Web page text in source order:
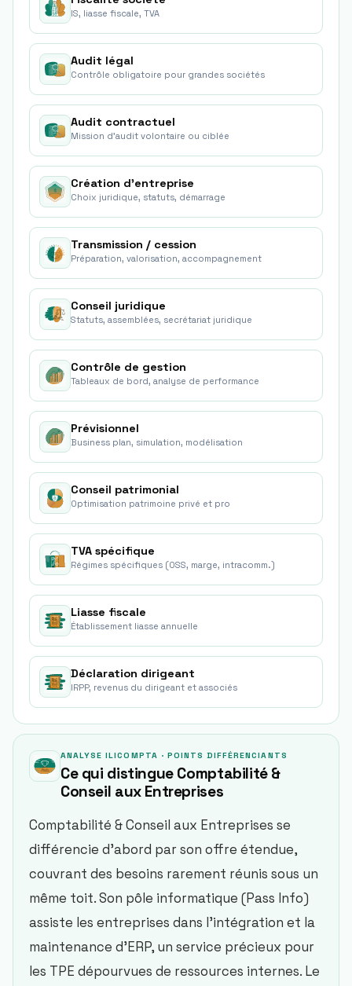
IS, liasse fiscale, TVA
Audit légal
Contrôle obligatoire pour grandes sociétés
Audit contractuel
Mission d'audit volontaire ou ciblée
Création d'entreprise
Choix juridique, statuts, démarrage
Transmission / cession
Préparation, valorisation, accompagnement
Conseil juridique
Statuts, assemblées, secrétariat juridique
Contrôle de gestion
Tableaux de bord, analyse de performance
Prévisionnel
Business plan, simulation, modélisation
Conseil patrimonial
Optimisation patrimoine privé et pro
TVA spécifique
Régimes spécifiques (OSS, marge, intracomm.)
Liasse fiscale
Établissement liasse annuelle
Déclaration dirigeant
IRPP, revenus du dirigeant et associés
ANALYSE ILICOMPTA · POINTS DIFFÉRENCIANTS
Ce qui distingue Comptabilité &
Conseil aux Entreprises
Comptabilité & Conseil aux Entreprises se
différencie d’abord par son offre étendue,
couvrant des besoins rarement réunis sous un
même toit. Son pôle informatique (Pass Info)
assiste les entreprises dans l’intégration et la
maintenance d’ERP, un service précieux pour
les TPE dépourvues de ressources internes. Le